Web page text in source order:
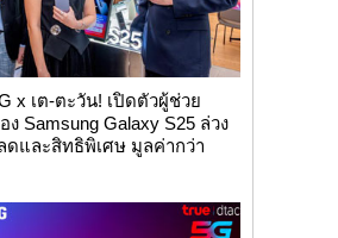
x เต-ตะวัน! เปิดตัวผู้ช่วย
Samsung Galaxy S25 ล่วง
ดและสิทธิพิเศษ มูลค่ากว่า